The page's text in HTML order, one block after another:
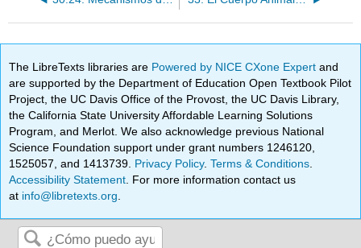
The LibreTexts libraries are Powered by NICE CXone Expertand
are supported by the Department of Education Open Textbook Pilot
Project, the UC Davis Office of the Provost, the UC Davis Library,
the California State University Affordable Learning Solutions
Program, and Merlot. We also acknowledge previous National
Science Foundation support under grant numbers 1246120,
1525057, and 1413739. Privacy Policy.Terms & Conditions
Accessibility Statement . For more information contact us
at info@libretexts.org